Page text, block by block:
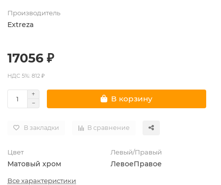
Производитель
Extreza
17056 ₽
НДС 5%: 812 ₽
В корзину
В закладки В сравнение
Цвет
Матовый хром
Левый/Правый
ЛевоеПравое
Все характеристики